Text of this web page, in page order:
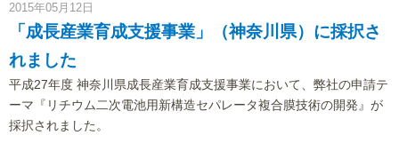
2015年05月12日
「成長産業育成支援事業」（神奈川県）に採択さ
れました
平成27年度 神奈川県成長産業育成支援事業において、弊社の申請テ
ーマ『リチウム二次電池用新構造セパレータ複合膜技術の開発』が
採択されました。